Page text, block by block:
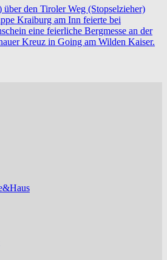
über den Tiroler Weg (Stopselzieher)
Kraiburg am Inn feierte bei
eine feierliche Bergmesse an der
Kreuz in Going am Wilden Kaiser.